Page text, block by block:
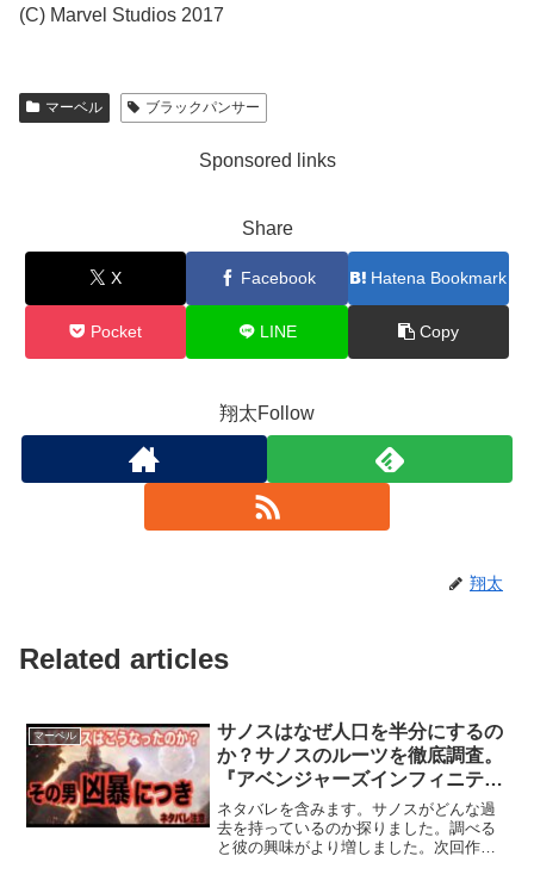
(C) Marvel Studios 2017
マーベル ブラックパンサー
Sponsored links
Share
X Facebook Hatena Bookmark
Pocket LINE Copy
翔太Follow
翔太
Related articles
マーベル
サノスはなぜ人口を半分にするの
か？サノスのルーツを徹底調査。
『アベンジャーズインフィニティ
ウォー』（ネタバレ注意）
ネタバレを含みます。サノスがどんな過
去を持っているのか探りました。調べる
と彼の興味がより増しました。次回作が